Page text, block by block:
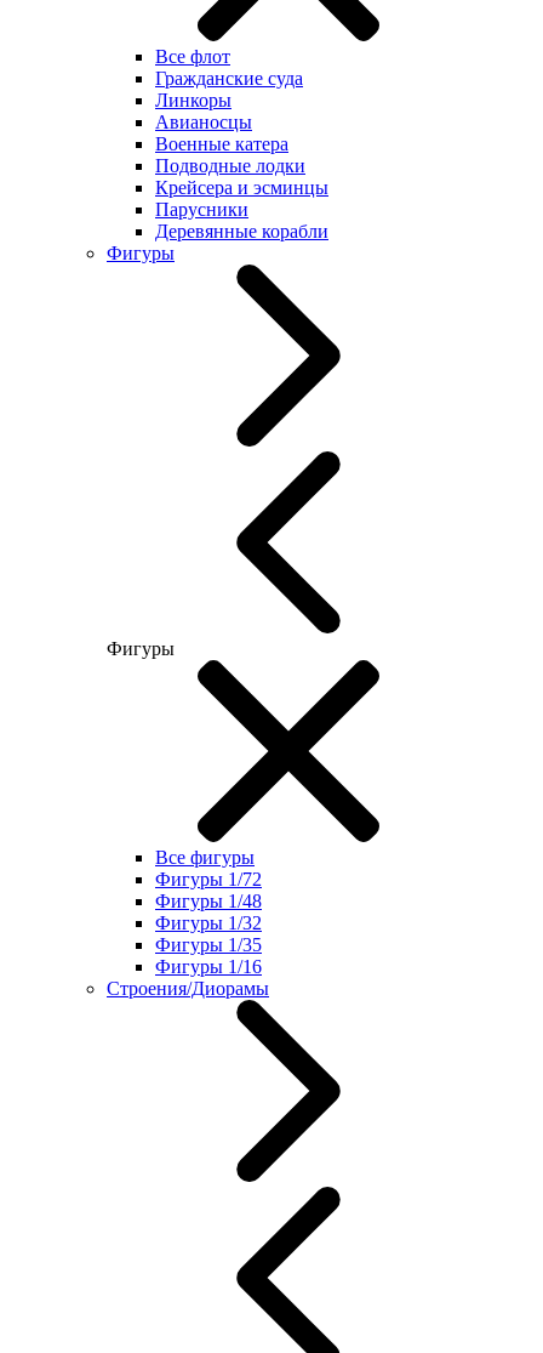
Все флот
Гражданские суда
Линкоры
Авианосцы
Военные катера
Подводные лодки
Крейсера и эсминцы
Парусники
Деревянные корабли
Фигуры
Фигуры
Все фигуры
Фигуры 1/72
Фигуры 1/48
Фигуры 1/32
Фигуры 1/35
Фигуры 1/16
Строения/Диорамы